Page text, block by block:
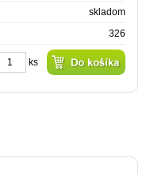
skladom
326
ks